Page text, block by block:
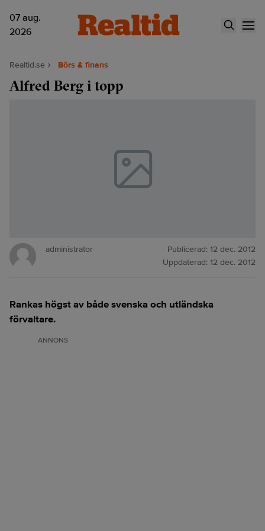
07 aug.
2026
Realtid.se Börs & finans
Alfred Berg i topp
administrator Publicerad: 12 dec. 2012
Uppdaterad: 12 dec. 2012
Rankas högst av både svenska och utländska
förvaltare.
ANNONS